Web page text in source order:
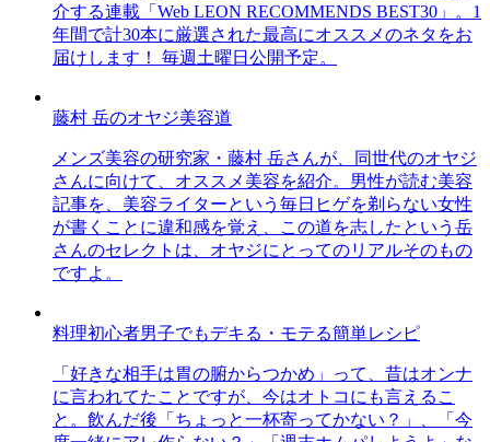
介する連載「Web LEON RECOMMENDS BEST30」。1
年間で計30本に厳選された最高にオススメのネタをお
届けします！ 毎週土曜日公開予定。
藤村 岳のオヤジ美容道
メンズ美容の研究家・藤村 岳さんが、同世代のオヤジ
さんに向けて、オススメ美容を紹介。男性が読む美容
記事を、美容ライターという毎日ヒゲを剃らない女性
が書くことに違和感を覚え、この道を志したという岳
さんのセレクトは、オヤジにとってのリアルそのもの
ですよ。
料理初心者男子でもデキる・モテる簡単レシピ
「好きな相手は胃の腑からつかめ」って、昔はオンナ
に言われてたことですが、今はオトコにも言えるこ
と。飲んだ後「ちょっと一杯寄ってかない？」、「今